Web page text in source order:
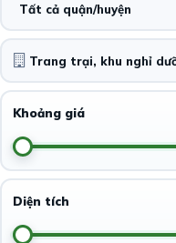
Tất cả quận/huyện
Khoảng giá
Diện tích